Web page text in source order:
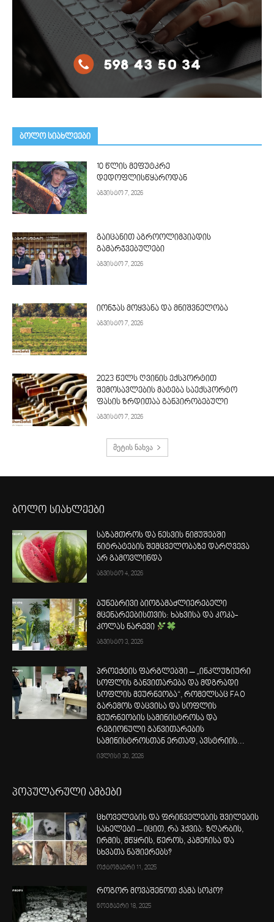
ᲑᲝᲚᲝ ᲡᲘᲐᲮᲚᲔᲔᲑᲘ
10 წლის მეფუტკრე
დედოფლისწყაროდან
აგვისტო 7, 2026
გაიცანით აგროოლიმპიადის
გამარჯვებულები
აგვისტო 7, 2026
იონჯას მოყვანა და მნიშვნელობა
აგვისტო 7, 2026
2023 წელს ღვინის ექსპორტით
შემოსავლების მატება საექსპორტო
ფასის ზრდითაა განპირობებული
აგვისტო 7, 2026
მეტის ნახვა
ბოლო სიახლეები
საზამთროს და ნესვის ნიმუშებში
ნიტრატების შემცველობაზე დარღვევა
არ გამოვლინდა
აგვისტო 4, 2026
ბუნებრივი ბიოგამაძლიერებელი
მცენარეებისთვის: ხახვისა და კოკა-
კოლას ნარევი
აგვისტო 3, 2026
პროექტის ფარგლებში – „ინკლუზიური
სოფლის განვითარება და მდგრადი
სოფლის მეურნეობა“, რომელსაც FAO
გარემოს დაცვისა და სოფლის
მეურნეობის სამინისტროსა და
რეგიონული განვითარების
სამინისტროსთან ერთად, ავსტრიის...
ივლისი 30, 2026
პოპულარული ამბები
ცხოველების და ფრინველების შვილების
სახელები – იცით, რა ჰქვია: ზღარბის,
ირმის, მწყრის, წეროს, კამეჩისა და
სხვათა ნაშიერებს?
ოქტომბერი 11, 2025
როგორ მოვაშენოთ ქამა სოკო?
ნოემბერი 18, 2025